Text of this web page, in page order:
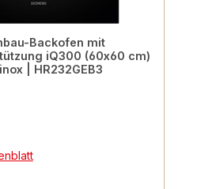
Backofen mit
iQ300 (60x60 cm)
| HR232GEB3